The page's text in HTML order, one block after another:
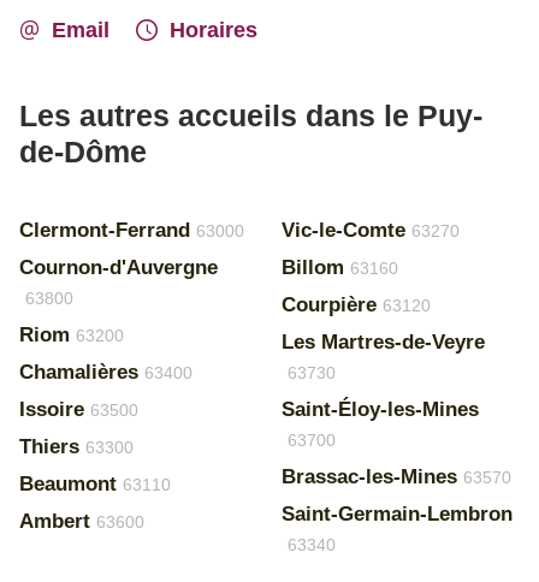
Email Horaires
Les autres accueils dans le Puy-
de-Dôme
Clermont-Ferrand 63000
Cournon-d'Auvergne
63800
Riom 63200
Chamalières 63400
Issoire 63500
Thiers 63300
Beaumont 63110
Ambert 63600
Vic-le-Comte 63270
Billom 63160
Courpière 63120
Les Martres-de-Veyre
63730
Saint-Éloy-les-Mines
63700
Brassac-les-Mines 63570
Saint-Germain-Lembron
63340